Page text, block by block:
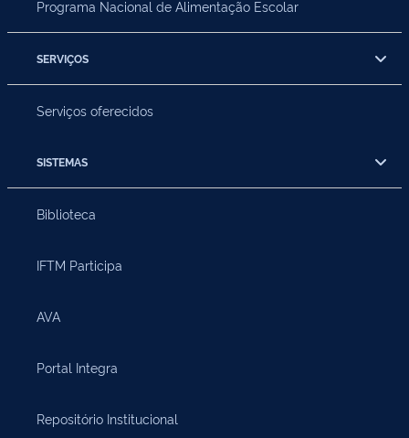
Programa Nacional de Alimentação Escolar
SERVIÇOS
Serviços oferecidos
SISTEMAS
Biblioteca
IFTM Participa
AVA
Portal Integra
Repositório Institucional